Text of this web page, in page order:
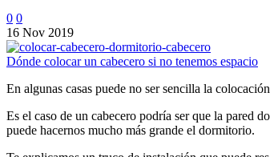
0 0
16 Nov 2019
Dónde colocar un cabecero si no tenemos espacio
En algunas casas puede no ser sencilla la
Es el caso de un cabecero podría ser que la pared
puede hacernos mucho más grande el dormitorio.